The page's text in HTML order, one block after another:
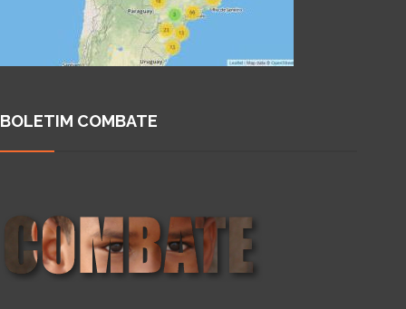
BOLETIM COMBATE